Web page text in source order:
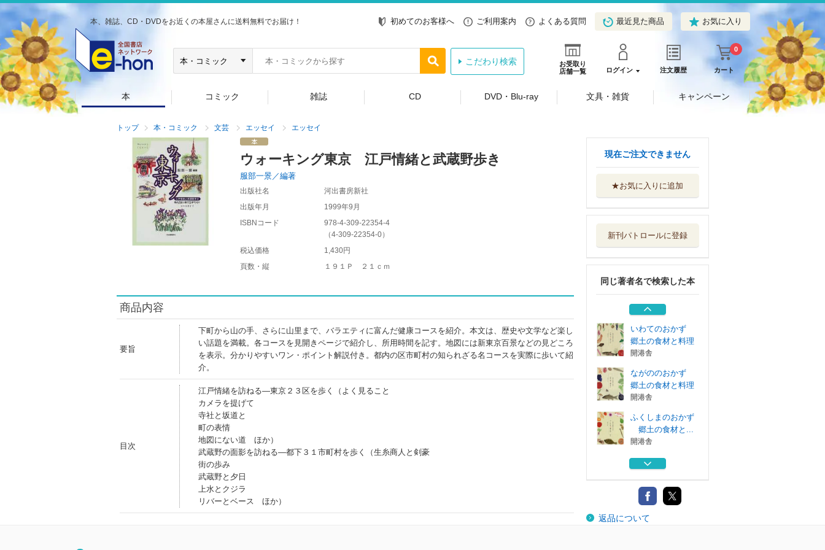
本、雑誌、CD・DVDをお近くの本屋さんに送料無料でお届け！ 初めてのお客様へ ご利用案内 よくある質問 最近見た商品 お気に入り
お受取り
店舗一覧
ログイン 注文履歴 カート
0
こだわり検索
本 コミック 雑誌 CD DVD・Blu-ray 文具・雑貨 キャンペーン
トップ 本・コミック 文芸 エッセイ エッセイ
ウォーキング東京 江戸情緒と武蔵野歩き
服部一景／編著
出版社名
河出書房新社
出版年月
1999年9月
ISBNコード
978-4-309-22354-4
（4-309-22354-0）
税込価格
1,430円
頁数・縦
１９１Ｐ ２１ｃｍ
商品内容
要旨
下町から山の手、さらに山里まで、バラエティに富んだ健康コースを紹介。本文は、歴史や文学など楽し
い話題を満載。各コースを見開きページで紹介し、所用時間を記す。地図には新東京百景などの見どころ
を表示。分かりやすいワン・ポイント解説付き。都内の区市町村の知られざる名コースを実際に歩いて紹
介。
目次
江戸情緒を訪ねる―東京２３区を歩く（よく見ること
カメラを提げて
寺社と坂道と
町の表情
地図にない道 ほか）
武蔵野の面影を訪ねる―都下３１市町村を歩く（生糸商人と剣豪
街の歩み
武蔵野と夕日
上水とクジラ
リバーとベース ほか）
現在ご注文できません
★お気に入りに追加
新刊パトロールに登録
同じ著者名で検索した本
ふくしまのおかず
郷土の食材と...
ふくしまのおかず
開港舎
いしかわのおかず
郷土の食材と...
開港舎
いわてのおかず
郷土の食材と料理
開港舎
ながののおかず
郷土の食材と料理
開港舎
ふくしまのおかず
郷土の食材と...
開港舎
ふくしまのおかず
開港舎
いしかわのおかず
郷土の食材と...
返品について